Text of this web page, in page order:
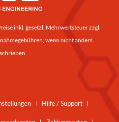
inkl. gesetzl. Mehrwertsteuer zzgl.
wenn nicht anders
Hilfe / Support